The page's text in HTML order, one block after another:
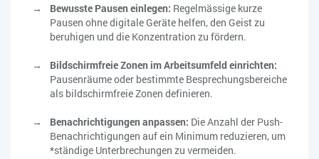
Bewusste Pausen einlegen: Regelmässige kurze
Pausen ohne digitale Geräte helfen, den Geist zu
beruhigen und die Konzentration zu fördern.
Bildschirmfreie Zonen im Arbeitsumfeld einrichten:
Pausenräume oder bestimmte Besprechungsbereiche
als bildschirmfreie Zonen definieren.
Benachrichtigungen anpassen: Die Anzahl der Push-
Benachrichtigungen auf ein Minimum reduzieren, um
*ständige Unterbrechungen zu vermeiden.